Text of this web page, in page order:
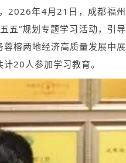
2026年4月21日，成都福州
五”规划专题学习活动，引导
榕两地经济高质量发展中展
20人参加学习教育。